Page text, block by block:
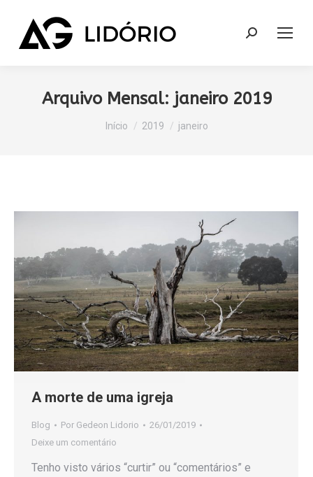
Search:
Arquivo Mensal: janeiro 2019
Você está aqui:
Início 2019 janeiro
A morte de uma igreja
Blog Por Gedeon Lidorio
26/01/2019
Deixe um comentário
Tenho visto vários “curtir” ou “comentários” e